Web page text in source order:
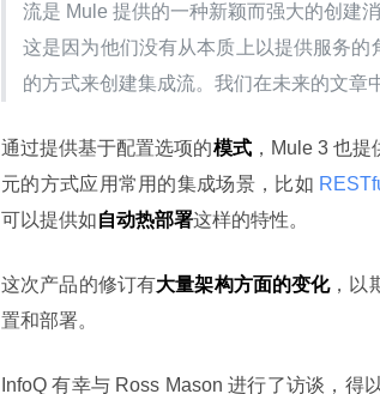
流是 Mule 提供的一种新颖而强大的创建
这是因为他们没有从本质上以提供服务
的方式来创建集成流。我们在未来的文章
通过提供基于配置选项的模式，Mule 3 也提
元的方式应用常用的集成场景，比如
可以提供如自动热部署这样的特性。
这次产品的修订有大量架构方面的变化，以
置和部署。
InfoQ 有幸与 Ross Mason 进行了访谈，